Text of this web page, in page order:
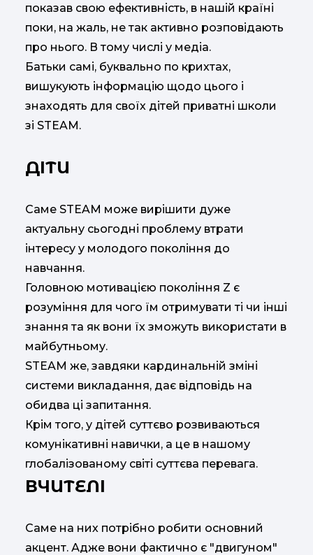
показав свою ефективність, в нашій країні
поки, на жаль, не так активно розповідають
про нього. В тому числі у медіа.
Батьки самі, буквально по крихтах,
вишукують інформацію щодо цього і
знаходять для своїх дітей приватні школи
зі STEAM.
ДІТИ
Саме STEAM може вирішити дуже
актуальну сьогодні проблему втрати
інтересу у молодого покоління до
навчання.
Головною мотивацією покоління Z є
розуміння для чого їм отримувати ті чи інші
знання та як вони їх зможуть використати в
майбутньому.
STEAM же, завдяки кардинальній зміні
системи викладання, дає відповідь на
обидва ці запитання.
Крім того, у дітей суттєво розвиваються
комунікативні навички, а це в нашому
глобалізованому світі суттєва перевага.
ВЧИТЕЛІ
Саме на них потрібно робити основний
акцент. Адже вони фактично є "двигуном"